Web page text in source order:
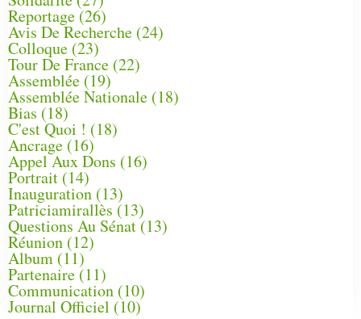
Reportage (26)
Avis De Recherche (24)
Colloque (23)
Tour De France (22)
Assemblée (19)
Assemblée Nationale (18)
Bias (18)
C'est Quoi ! (18)
Ancrage (16)
Appel Aux Dons (16)
Portrait (14)
Inauguration (13)
Patriciamirallès (13)
Questions Au Sénat(13)
Réunion (12)
Album (11)
Partenaire(11)
Communication (10)
Journal Officiel (10)